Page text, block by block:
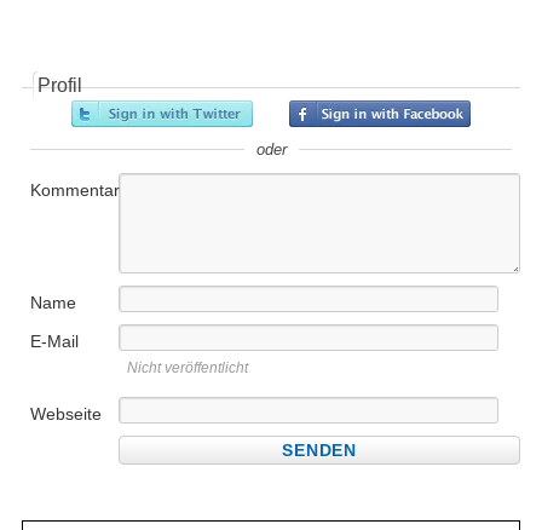
Profil
oder
Kommentar
Name
E-Mail
Nicht veröffentlicht
Webseite